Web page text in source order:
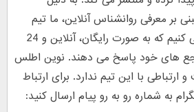
بر معرفی روانشناس آنلاین، ما تیم
نوین بینش را معرفی می کنیم که به صورت رایگان، آنلاین و 24
های خود پاسخ می دهند. نوین اطلس
با این تیم ندارد. برای ارتباط
به شماره رو به رو پیام ارسال کنید: